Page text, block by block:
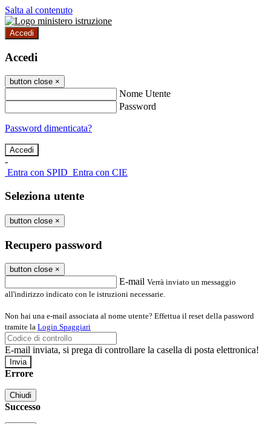
Salta al contenuto
Accedi
Accedi
button close ×
Nome Utente
Password
Password dimenticata?
-
Entra con SPID Entra con CIE
Seleziona utente
button close ×
Recupero password
button close ×
E-mail Verrà inviato un messaggio
all'indirizzo indicato con le istruzioni necessarie.
Non hai una e-mail associata al nome utente? Effettua il reset della password
tramite la Login Spaggiari
E-mail inviata, si prega di controllare la casella di posta elettronica!
Errore
Chiudi
Successo